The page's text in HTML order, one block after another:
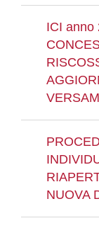
ICI anno
NUOVA